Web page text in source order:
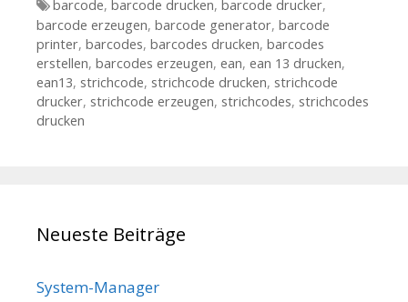
Tags
barcode, barcode drucken, barcode drucker,
barcode erzeugen, barcode generator, barcode
printer, barcodes, barcodes drucken, barcodes
erstellen, barcodes erzeugen, ean, ean 13 drucken,
ean13, strichcode, strichcode drucken, strichcode
drucker, strichcode erzeugen, strichcodes, strichcodes
drucken
Neueste Beiträge
System-Manager